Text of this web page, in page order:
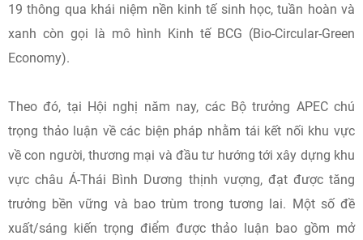
19 thông qua khái niệm nền kinh tế sinh học, tuần hoàn và
xanh còn gọi là mô hình Kinh tế BCG (Bio-Circular-Green
Economy).
Theo đó, tại Hội nghị năm nay, các Bộ trưởng APEC chú
trọng thảo luận về các biện pháp nhằm tái kết nối khu vực
về con người, thương mại và đầu tư hướng tới xây dựng khu
vực châu Á-Thái Bình Dương thịnh vượng, đạt được tăng
trưởng bền vững và bao trùm trong tương lai. Một số đề
xuất/sáng kiến trọng điểm được thảo luận bao gồm mở